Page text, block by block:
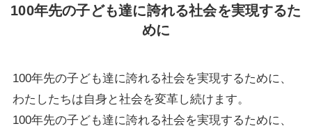
100年先の子ども達に誇れる社会を実現するた
めに
100年先の子ども達に誇れる社会を実現するために、
わたしたちは自身と社会を変革し続けます。
100年先の子ども達に誇れる社会を実現するために、